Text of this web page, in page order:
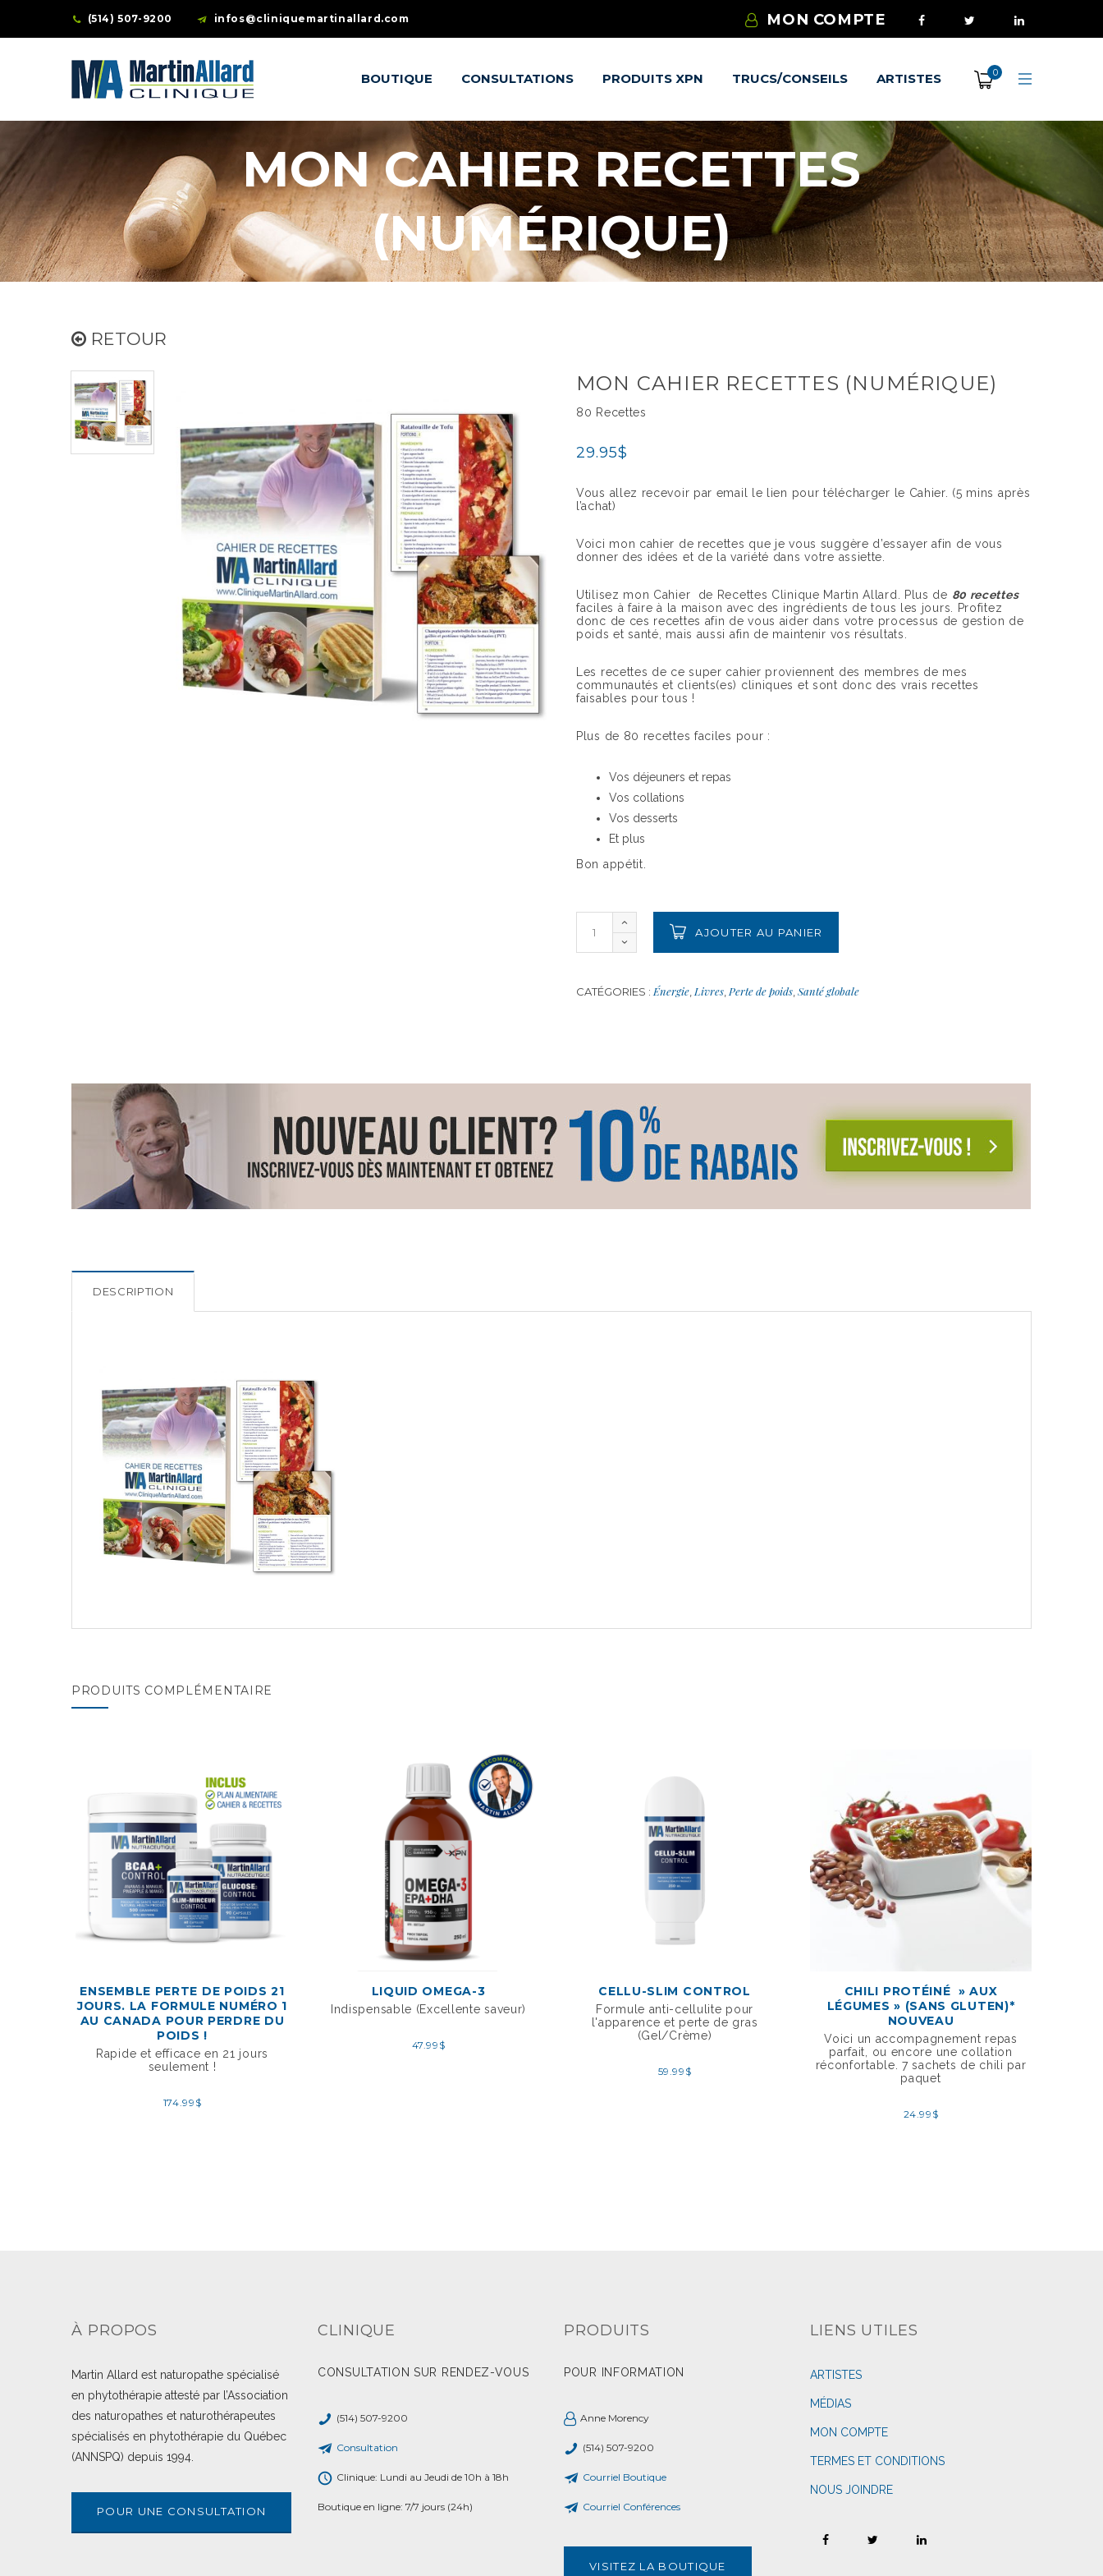
(514) 507-9200 infos@cliniquemartinallard.com MON COMPTE
BOUTIQUE CONSULTATIONS PRODUITS XPN TRUCS/CONSEILS ARTISTES 0
MON CAHIER RECETTES
(NUMÉRIQUE)
RETOUR
MON CAHIER RECETTES (NUMÉRIQUE)
80 Recettes
29.95$
Vous allez recevoir par email le lien pour télécharger le Cahier. (5 mins après
l’achat)
Voici mon cahier de recettes que je vous suggère d’essayer afin de vous
donner des idées et de la variété dans votre assiette.
Utilisez mon Cahier de Recettes Clinique Martin Allard. Plus de 80 recettes
faciles à faire à la maison avec des ingrédients de tous les jours. Profitez
donc de ces recettes afin de vous aider dans votre processus de gestion de
poids et santé, mais aussi afin de maintenir vos résultats.
Les recettes de ce super cahier proviennent des membres de mes
communautés et clients(es) cliniques et sont donc des vrais recettes
faisables pour tous !
Plus de 80 recettes faciles pour :
Vos déjeuners et repas
Vos collations
Vos desserts
Et plus
Bon appétit.
AJOUTER AU PANIER
CATÉGORIES : Énergie Livres Perte de poids Santé globale
DESCRIPTION
PRODUITS COMPLÉMENTAIRE
ENSEMBLE PERTE DE POIDS 21
JOURS. LA FORMULE NUMÉRO 1
AU CANADA POUR PERDRE DU
POIDS !
Rapide et efficace en 21 jours
seulement !
174.99 $
LIQUID OMEGA-3
Indispensable (Excellente saveur)
47.99 $
CELLU-SLIM CONTROL
Formule anti-cellulite pour
l'apparence et perte de gras
(Gel/Crème)
59.99 $
CHILI PROTÉINÉ » AUX
LÉGUMES » (SANS GLUTEN)*
NOUVEAU
Voici un accompagnement repas
parfait, ou encore une collation
réconfortable. 7 sachets de chili par
paquet
24.99 $
À PROPOS
Martin Allard est naturopathe spécialisé
en phytothérapie attesté par l’Association
des naturopathes et naturothérapeutes
spécialisés en phytothérapie du Québec
(ANNSPQ) depuis 1994.
POUR UNE CONSULTATION
CLINIQUE
CONSULTATION SUR RENDEZ-VOUS
(514) 507-9200
Consultation
Clinique: Lundi au Jeudi de 10h à 18h
Boutique en ligne: 7/7 jours (24h)
PRODUITS
POUR INFORMATION
Anne Morency
(514) 507-9200
Courriel Boutique
Courriel Conférences
VISITEZ LA BOUTIQUE
LIENS UTILES
ARTISTES
MÉDIAS
MON COMPTE
TERMES ET CONDITIONS
NOUS JOINDRE